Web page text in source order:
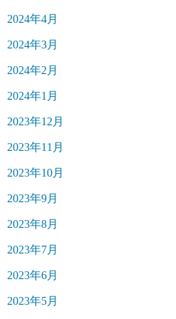
2024年4月
2024年3月
2024年2月
2024年1月
2023年12月
2023年11月
2023年10月
2023年9月
2023年8月
2023年7月
2023年6月
2023年5月